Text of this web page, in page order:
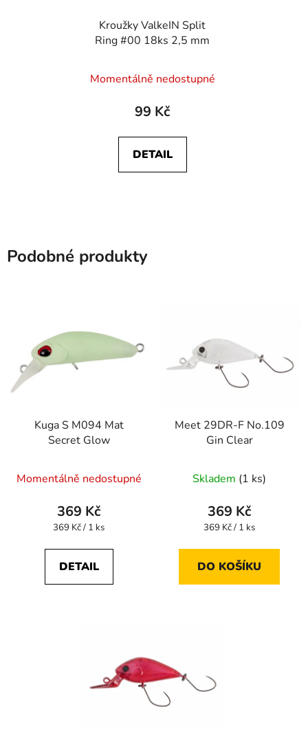
Kroužky ValkeIN Split
Ring #00 18ks 2,5 mm
Momentálně nedostupné
99 Kč
DETAIL
Podobné produkty
Kuga S M094 Mat
Secret Glow
Momentálně nedostupné
369 Kč
Měrná
369 Kč / 1 ks
DETAIL
Meet 29DR-F No.109
Gin Clear
Skladem (1 ks)
369 Kč
Měrná
369 Kč / 1 ks
DO KOŠÍKU